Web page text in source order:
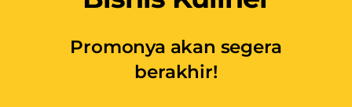
KLIK DI SINI UNTUK